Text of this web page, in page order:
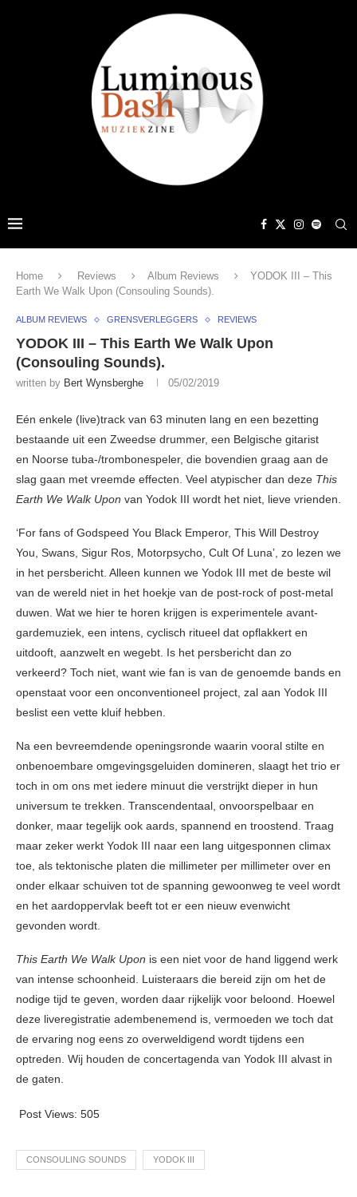
Home Reviews Album Reviews
YODOK III – This
Earth We Walk Upon (Consouling Sounds).
ALBUM REVIEWS GRENSVERLEGGERS REVIEWS
YODOK III – This Earth We Walk Upon
(Consouling Sounds).
written by Bert Wynsberghe 05/02/2019
Eén enkele (live)track van 63 minuten lang en een bezetting
bestaande uit een Zweedse drummer, een Belgische gitarist
en Noorse tuba-/trombonespeler, die bovendien graag aan de
slag gaan met vreemde effecten. Veel atypischer dan deze This
Earth We Walk Upon van Yodok III wordt het niet, lieve vrienden.
‘For fans of Godspeed You Black Emperor, This Will Destroy
You, Swans, Sigur Ros, Motorpsycho, Cult Of Luna’, zo lezen we
in het persbericht. Alleen kunnen we Yodok III met de beste wil
van de wereld niet in het hoekje van de post-rock of post-metal
duwen. Wat we hier te horen krijgen is experimentele avant-
gardemuziek, een intens, cyclisch ritueel dat opflakkert en
uitdooft, aanzwelt en wegebt. Is het persbericht dan zo
verkeerd? Toch niet, want wie fan is van de genoemde bands en
openstaat voor een onconventioneel project, zal aan Yodok III
beslist een vette kluif hebben.
Na een bevreemdende openingsronde waarin vooral stilte en
onbenoembare omgevingsgeluiden domineren, slaagt het trio er
toch in om ons met iedere minuut die verstrijkt dieper in hun
universum te trekken. Transcendentaal, onvoorspelbaar en
donker, maar tegelijk ook aards, spannend en troostend. Traag
maar zeker werkt Yodok III naar een lang uitgesponnen climax
toe, als tektonische platen die millimeter per millimeter over en
onder elkaar schuiven tot de spanning gewoonweg te veel wordt
en het aardoppervlak beeft tot er een nieuw evenwicht
gevonden wordt.
This Earth We Walk Upon is een niet voor de hand liggend werk
van intense schoonheid. Luisteraars die bereid zijn om het de
nodige tijd te geven, worden daar rijkelijk voor beloond. Hoewel
deze liveregistratie adembenemend is, vermoeden we toch dat
de ervaring nog eens zo overweldigend wordt tijdens een
optreden. Wij houden de concertagenda van Yodok III alvast in
de gaten.
Post Views: 505
CONSOULING SOUNDS YODOK III